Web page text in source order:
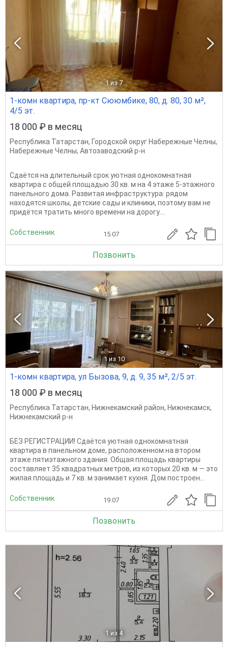
1 из 7
1-комн квартира, пр-кт Сююмбике, 80, д. 80, 30 м²,
4/5 эт.
18 000 ₽ в месяц
Республика Татарстан, Городской округ Набережные Челны,
Набережные Челны, Автозаводский р-н
Сдаётся на длительный срок уютная однокомнатная
квартира с общей площадью 30 кв. м на 4 этаже 5-этажного
панельного дома. Развитая инфраструктура: рядом
находятся школы, детские сады и клиники, поэтому вам не
придётся тратить много времени на дорогу....
Собственник 15.07
Позвонить
1 из 10
1-комн квартира, ул Бызова, 9, д. 9, 35 м², 2/5 эт.
18 000 ₽ в месяц
Республика Татарстан, Нижнекамский район, Нижнекамск,
Нижнекамский р-н
БЕЗ РЕГИСТРАЦИИ! Сдаётся уютная однокомнатная
квартира в панельном доме, расположенном на втором
этаже пятиэтажного здания. Общая площадь квартиры
составляет 35 квадратных метров, из которых 20 кв. м — это
жилая площадь и 7 кв. м занимает кухня. Дом построен...
Собственник 19.07
Позвонить
1 из 4